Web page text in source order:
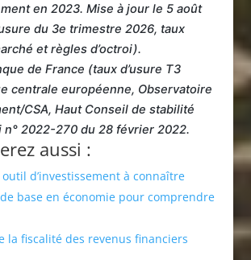
en 2023. Mise à jour le 5 août
du 3e trimestre 2026, taux
et règles d’octroi).
de France (taux d’usure T3
centrale européenne, Observatoire
CSA, Haut Conseil de stabilité
n° 2022-270 du 28 février 2022.
aussi :
outil d’investissement à connaître
base en économie pour comprendre
la fiscalité des revenus financiers